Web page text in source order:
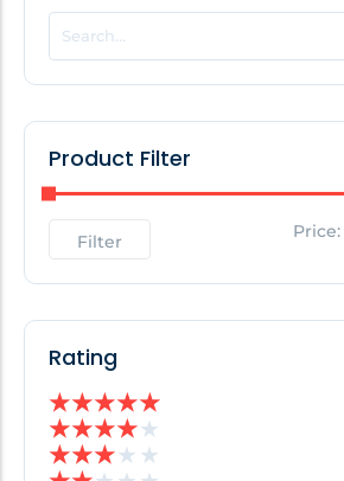
POPULAR THIS WEEK
No Posts Found!
No Posts Found!
Product Filter
Filter Price:
Rating
★★★★★
★★★★★
★★★★ ★